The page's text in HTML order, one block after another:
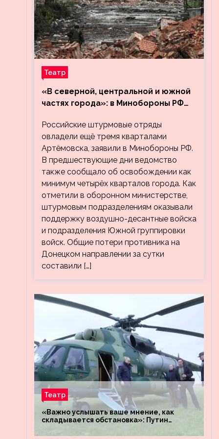
Театр
«В северной, центральной и южной
частях города»: в Минобороны РФ
кварталов Артёмовска
Российские штурмовые отряды
овладели ещё тремя кварталами
Артёмовска, заявили в Минобороны РФ.
В предшествующие дни ведомство
также сообщало об освобождении как
минимум четырёх кварталов города. Как
отметили в оборонном министерстве,
штурмовым подразделениям оказывали
поддержку воздушно-десантные войска
и подразделения Южной группировки
войск. Общие потери противника на
Донецком направлении за сутки
составили […]
Театр
«Важно услышать ваше мнение, как
складывается обстановка»: Путин
«Днепр» и «Восток»